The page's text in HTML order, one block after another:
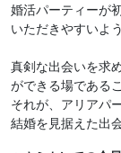
婚活パーティーが
いただきやすいよ
真剣な出会いを求
ができる場であるこ
それが、アリアパ
結婚を見据えた出